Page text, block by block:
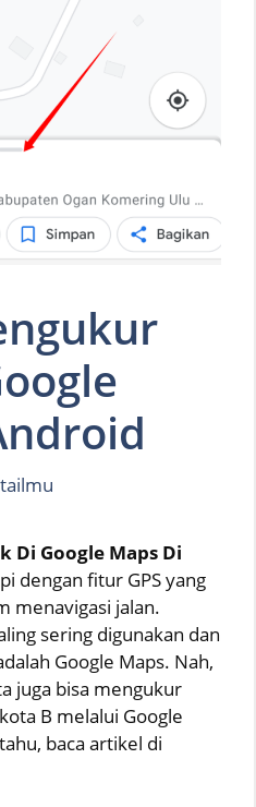
Di Google Maps Di
dengan fitur GPS yang
menavigasi jalan.
sering digunakan dan
Google Maps. Nah,
juga bisa mengukur
B melalui Google
baca artikel di